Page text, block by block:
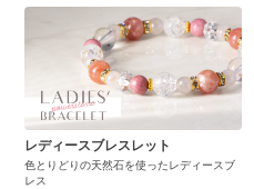
レディースブレスレット
色とりどりの天然石を使ったレディースブ
レス